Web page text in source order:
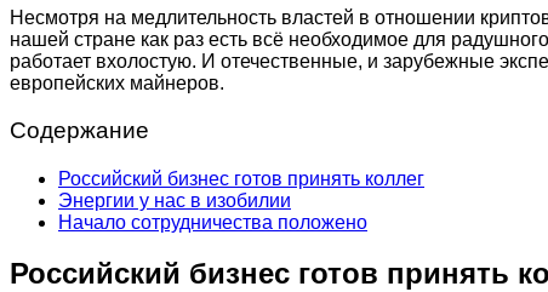
Несмотря на медлительность властей в отношении
нашей стране как раз есть всё необходимое для
работает вхолостую. И отечественные, и зарубежные
европейских майнеров.
Содержание
Российский бизнес готов принять коллег
Энергии у нас в изобилии
Начало сотрудничества положено
Российский бизнес готов принять